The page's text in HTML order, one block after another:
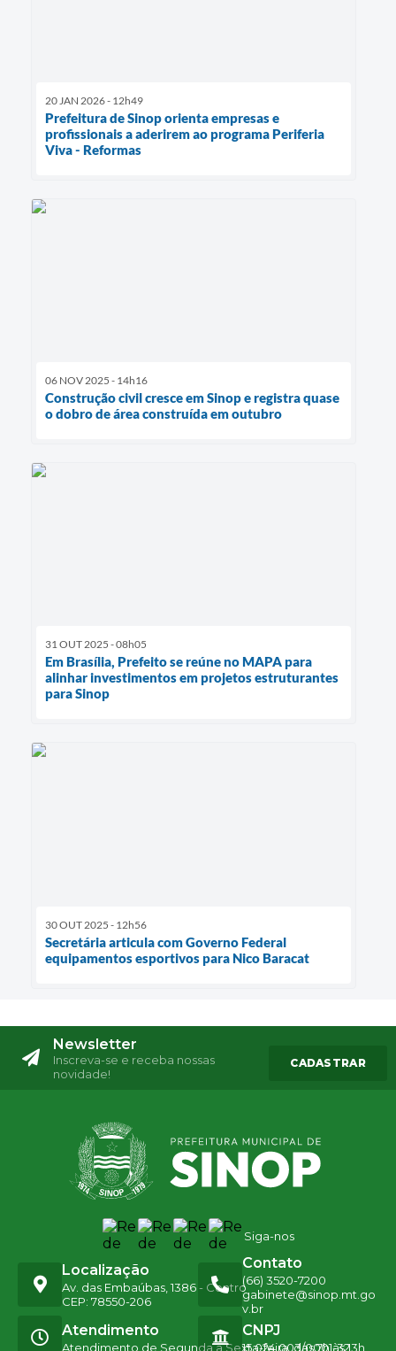
20 JAN 2026 - 12h49
Prefeitura de Sinop orienta empresas e
profissionais a aderirem ao programa Periferia
Viva - Reformas
06 NOV 2025 - 14h16
Construção civil cresce em Sinop e registra quase
o dobro de área construída em outubro
31 OUT 2025 - 08h05
Em Brasília, Prefeito se reúne no MAPA para
alinhar investimentos em projetos estruturantes
para Sinop
30 OUT 2025 - 12h56
Secretária articula com Governo Federal
equipamentos esportivos para Nico Baracat
Newsletter
Inscreva-se e receba nossas
novidade!
CADASTRAR
Siga-nos
Localização
Av. das Embaúbas, 1386 - Centro
CEP: 78550-206
Contato
(66) 3520-7200
gabinete@sinop.mt.go
v.br
Atendimento
Atendimento de Segunda a Sexta-feira, das 7h às 13h
CNPJ
15.024.003/0001-32